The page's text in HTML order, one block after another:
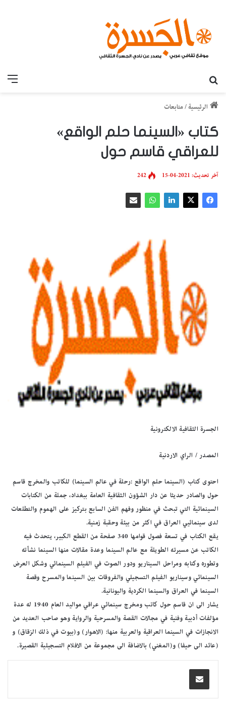
الرئيسية /متابعات
كتاب «السينما حلم الواقع»
للعراقي قاسم حول
آخر تحديث: 2021-04-15 242
الجسرة الثقافية الالكترونية
المصدر / الراي الاردنية
احتوى كتاب (السينما حلم الواقع :رحلة في عالم السينما) للكاتب والمخرج قاسم
حول والصادر حديثا عن دار الشؤون الثقافية العامة ببغداد، جملة من الكتابات
السينمائية التي تبحث في منظور وفهم الفن السابع بتركيز على الهموم والتطلعات
لدى سينمائيي العراق في اكثر من بيئة وحقبة زمنية.
يقع الكتاب في تسعة فصول قوامها 340 صفحة من القطع الكبير، يتحدث فيه
الكاتب عن مسيرته الطويلة مع عالم السينما وعدة مقالات منها السينما نشأته
وتطوره وكتابه ومراحل السيناريو ودور الصوت في الفيلم السينمائي وشكل العرض
السينمائي وسيناريو الفيلم التسجيلي والفروقات بين السينما والمسرح وقصة
السينما في العراق والسينما الكردية واليونانية.
يشار الى ان قاسم حول كاتب ومخرج سينمائي عراقي مواليد العام 1940 له عدة
مؤلفات أدبية وفنية في مجالات القصة والمسرحية والرواية وهو صاحب العديد من
الانجازات في السينما العراقية والعربية منها: (الاهوار) و(بيوت في ذلك الزقاق) و
(عائد الى حيفا) و(المغني) بالاضافة الى مجموعة من الافلام التسجيلية القصيرة.